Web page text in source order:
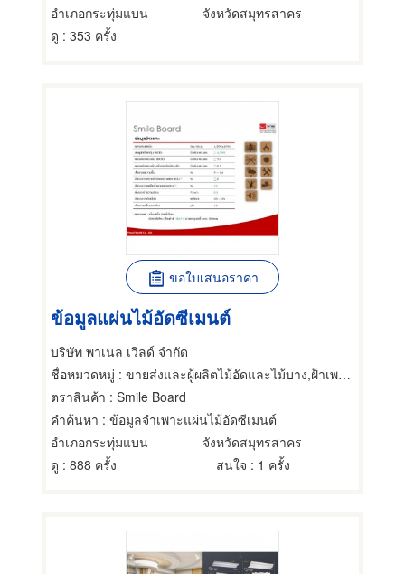
อำเภอกระทุ่มแบน
จังหวัดสมุทรสาคร
ดู : 353 ครั้ง
ขอใบเสนอราคา
ข้อมูลแผ่นไม้อัดซีเมนต์
บริษัท พาเนล เวิลด์ จำกัด
ชื่อหมวดหมู่ : ขายส่งและผู้ผลิตไม้อัดและไม้บาง,ฝ้าเพดาน,ไม้และไม้แปรรูป
ตราสินค้า : Smile Board
คำค้นหา : ข้อมูลจำเพาะแผ่นไม้อัดซีเมนต์
อำเภอกระทุ่มแบน
จังหวัดสมุทรสาคร
ดู : 888 ครั้ง สนใจ : 1 ครั้ง